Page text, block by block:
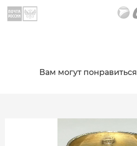
Вам могут понравиться